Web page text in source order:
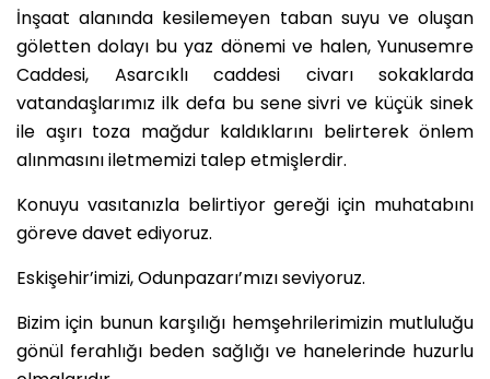
İnşaat alanında kesilemeyen taban suyu ve oluşan
göletten dolayı bu yaz dönemi ve halen, Yunusemre
Caddesi, Asarcıklı caddesi civarı sokaklarda
vatandaşlarımız ilk defa bu sene sivri ve küçük sinek
ile aşırı toza mağdur kaldıklarını belirterek önlem
alınmasını iletmemizi talep etmişlerdir.
Konuyu vasıtanızla belirtiyor gereği için muhatabını
göreve davet ediyoruz.
Eskişehir’imizi, Odunpazarı’mızı seviyoruz.
Bizim için bunun karşılığı hemşehrilerimizin mutluluğu
gönül ferahlığı beden sağlığı ve hanelerinde huzurlu